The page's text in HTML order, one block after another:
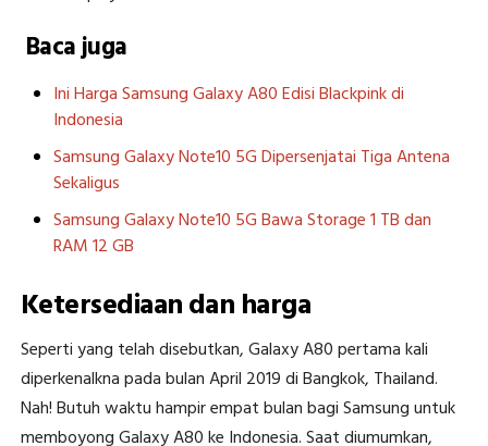
Baca juga
Ini Harga Samsung Galaxy A80 Edisi Blackpink di
Indonesia
Samsung Galaxy Note10 5G Dipersenjatai Tiga Antena
Sekaligus
Samsung Galaxy Note10 5G Bawa Storage 1 TB dan
RAM 12 GB
Ketersediaan dan harga
Seperti yang telah disebutkan, Galaxy A80 pertama kali
diperkenalkna pada bulan April 2019 di Bangkok, Thailand.
Nah! Butuh waktu hampir empat bulan bagi Samsung untuk
memboyong Galaxy A80 ke Indonesia. Saat diumumkan,